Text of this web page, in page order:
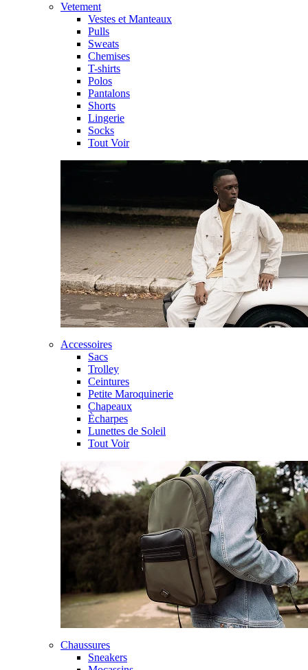
Vetement
Vestes et Manteaux
Pulls
Sweats
Chemises
T-shirts
Polos
Pantalons
Shorts
Lingerie
Socks
Tout Voir
Accessoires
Sacs
Trolley
Ceintures
Petite Maroquinerie
Chapeaux
Ècharpes
Lunettes de Soleil
Tout Voir
Chaussures
Sneakers